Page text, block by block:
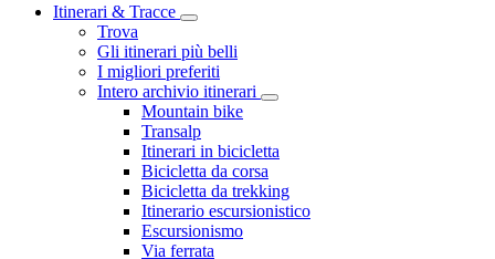
Itinerari & Tracce
Trova
Gli itinerari più belli
I migliori preferiti
Intero archivio itinerari
Mountain bike
Transalp
Itinerari in bicicletta
Bicicletta da corsa
Bicicletta da trekking
Itinerario escursionistico
Escursionismo
Via ferrata